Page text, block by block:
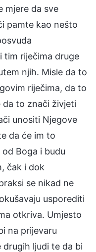
mjere da sve
pamte kao nešto
tim riječima druge
njih. Misle da to
riječima, da to
da to znači živjeti
unositi Njegove
da će im to
Boga i budu
čak i dok
se nikad ne
usporediti
otkriva. Umjesto
na prijevaru
drugih ljudi te da bi